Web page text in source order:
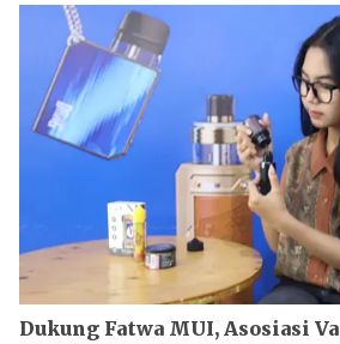
Dukung Fatwa MUI, Asosiasi